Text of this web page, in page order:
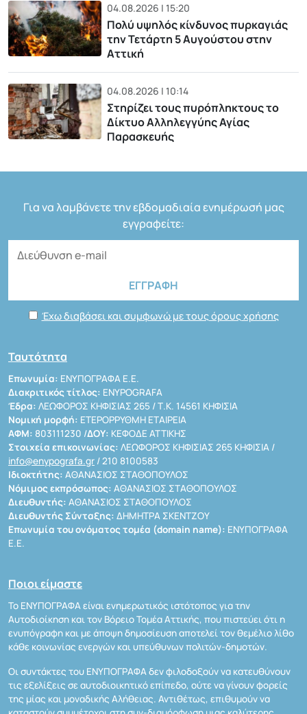
04.08.2026 | 15:20
Πολύ υψηλός κίνδυνος πυρκαγιάς
την Τετάρτη 5 Αυγούστου στην
Αττική
04.08.2026 | 10:14
Στηρίζει τους πυρόπληκτους το
Δίκτυο Αλληλεγγύης Αγίας
Παρασκευής
Για να λαμβάνετε την εβδομαδιαία ενημέρωσή μας
εγγραφείτε:
Έχω διαβάσει και συμφωνώ με τους όρους χρήσης
Ταυτότητα
Επωνυμία: ΕΝΥΠΟΓΡΑΦΑ Ε.Ε.
Διακριτικός τίτλος: ENYPOGRAFA
Έδρα: ΛΕΩΦΟΡΟΣ ΚΗΦΙΣΙΑΣ 265 / Τ.Κ. 14561 ΚΗΦΙΣΙΑ
Νομική μορφή: ΕΤΕΡΟΡΡΥΘΜΗ ΕΤΑΙΡΕΙΑ
ΑΦΜ: 803111230 /ΔΟΥ: ΚΕΦΟΔΕ ΑΤΤΙΚΗΣ
Στοιχεία επικοινωνίας: ΛΕΩΦΟΡΟΣ ΚΗΦΙΣΙΑΣ 265 ΚΗΦΙΣΙΑ /
info@enypografa.gr / 210 8100583
Ιδιοκτήτης: ΑΘΑΝΑΣΙΟΣ ΣΤΑΘΟΠΟΥΛΟΣ
Νόμιμος εκπρόσωπος: ΑΘΑΝΑΣΙΟΣ ΣΤΑΘΟΠΟΥΛΟΣ
Διευθυντής: ΑΘΑΝΑΣΙΟΣ ΣΤΑΘΟΠΟΥΛΟΣ
Διευθυντής Σύνταξης: ΔΗΜΗΤΡΑ ΣΚΕΝΤΖΟΥ
Επωνυμία του ονόματος τομέα (domain name): ΕΝΥΠΟΓΡΑΦΑ
Ε.Ε.
Ποιοι είμαστε
Το ΕΝΥΠΟΓΡΑΦΑ είναι ενημερωτικός ιστότοπος για την
Αυτοδιοίκηση και τον Βόρειο Τομέα Αττικής, που πιστεύει ότι η
ενυπόγραφη και με άποψη δημοσίευση αποτελεί τον θεμέλιο λίθο
κάθε κοινωνίας ενεργών και υπεύθυνων πολιτών-δημοτών.
Οι συντάκτες του ΕΝΥΠΟΓΡΑΦΑ δεν φιλοδοξούν να κατευθύνουν
τις εξελίξεις σε αυτοδιοικητικό επίπεδο, ούτε να γίνουν φορείς
της μίας και μοναδικής Αλήθειας. Αντιθέτως, επιθυμούν να